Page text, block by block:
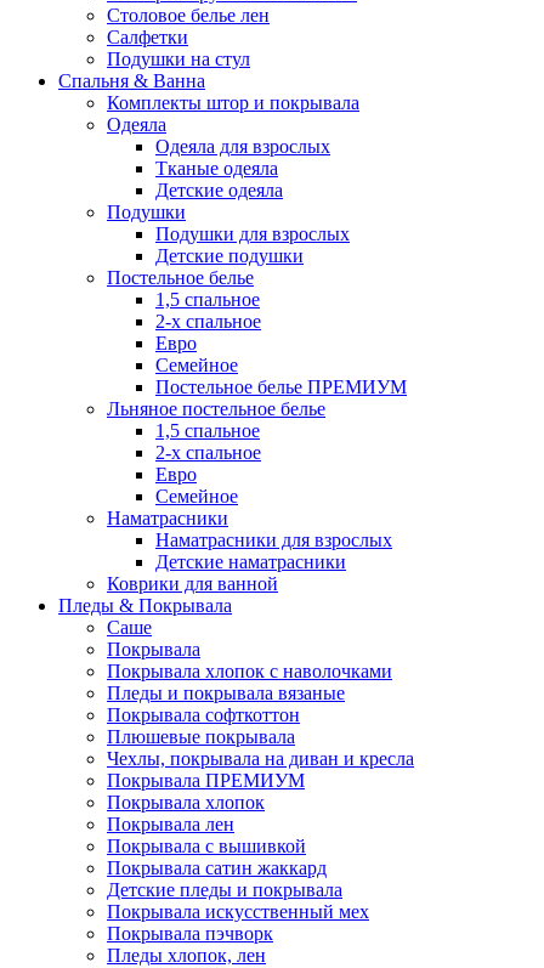
Столовое белье лен
Салфетки
Подушки на стул
Спальня & Ванна
Комплекты штор и покрывала
Одеяла
Одеяла для взрослых
Тканые одеяла
Детские одеяла
Подушки
Подушки для взрослых
Детские подушки
Постельное белье
1,5 спальное
2-х спальное
Евро
Семейное
Постельное белье ПРЕМИУМ
Льняное постельное белье
1,5 спальное
2-х спальное
Евро
Семейное
Наматрасники
Наматрасники для взрослых
Детские наматрасники
Коврики для ванной
Пледы & Покрывала
Саше
Покрывала
Покрывала хлопок с наволочками
Пледы и покрывала вязаные
Покрывала софткоттон
Плюшевые покрывала
Чехлы, покрывала на диван и кресла
Покрывала ПРЕМИУМ
Покрывала хлопок
Покрывала лен
Покрывала с вышивкой
Покрывала сатин жаккард
Детские пледы и покрывала
Покрывала искусственный мех
Покрывала пэчворк
Пледы хлопок, лен